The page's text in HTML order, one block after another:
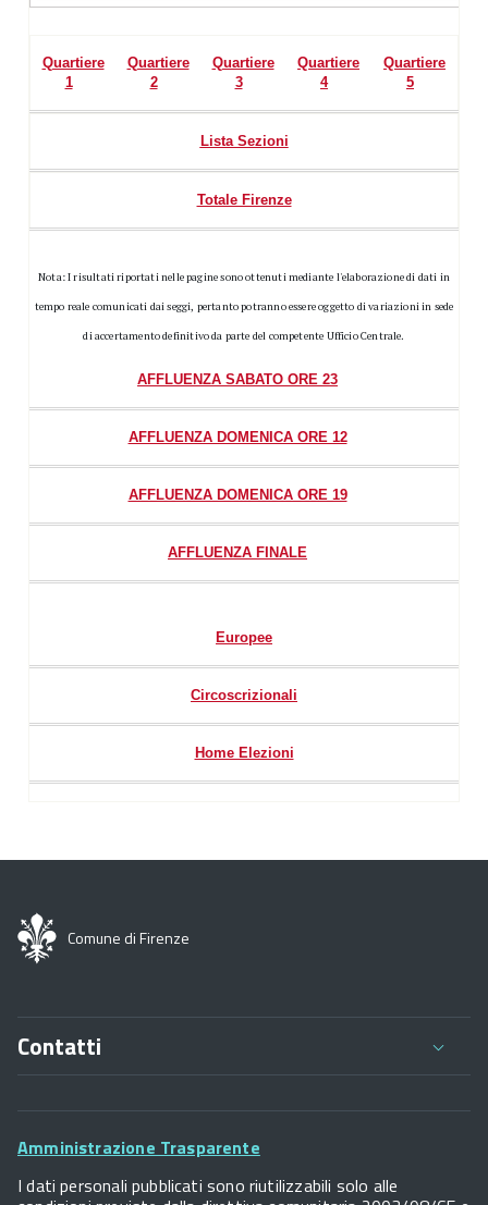
Quartiere
1
Quartiere
2
Quartiere
3
Quartiere
4
Quartiere
5
Lista Sezioni
Totale Firenze
Nota: I risultati riportati nelle pagine sono ottenuti mediante l'elaborazione di dati in
tempo reale comunicati dai seggi, pertanto potranno essere oggetto di variazioni in sede
di accertamento definitivo da parte del competente Ufficio Centrale.
AFFLUENZA SABATO ORE 23
AFFLUENZA DOMENICA ORE 12
AFFLUENZA DOMENICA ORE 19
AFFLUENZA FINALE
Europee
Circoscrizionali
Home Elezioni
Comune di Firenze
Contatti
Palazzo Vecchio
P.IVA 01307110484
Footer
Amministrazione Trasparente
I dati personali pubblicati sono riutilizzabili solo alle